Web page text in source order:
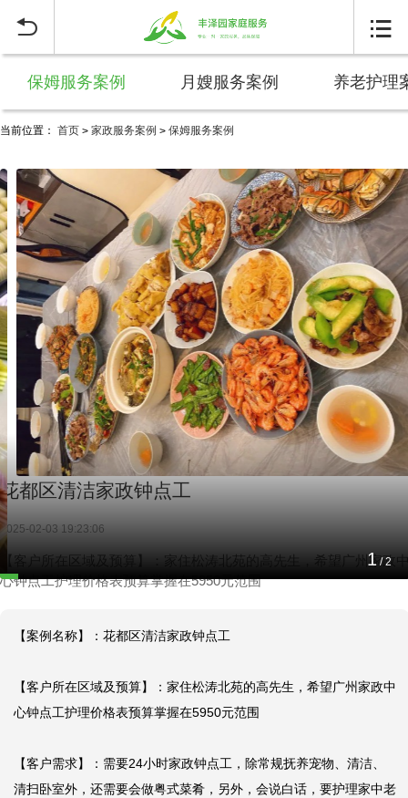
 
保姆服务案例 月嫂服务案例 养老护理
当前位置： 首页 > 家政服务案例 > 保姆服务案例
1 /2
花都区清洁家政钟点工
2025-02-03 19:23:06
【客户所在区域及预算】：家住松涛北苑的高先生，希望广州家政
心钟点工护理价格表预算掌握在5950元范围
【案例名称】：花都区清洁家政钟点工
【客户所在区域及预算】：家住松涛北苑的高先生，希望广州家政中
心钟点工护理价格表预算掌握在5950元范围
【客户需求】：需要24小时家政钟点工，除常规抚养宠物、清洁、
清扫卧室外，还需要会做粤式菜肴，另外，会说白话，要护理家中老